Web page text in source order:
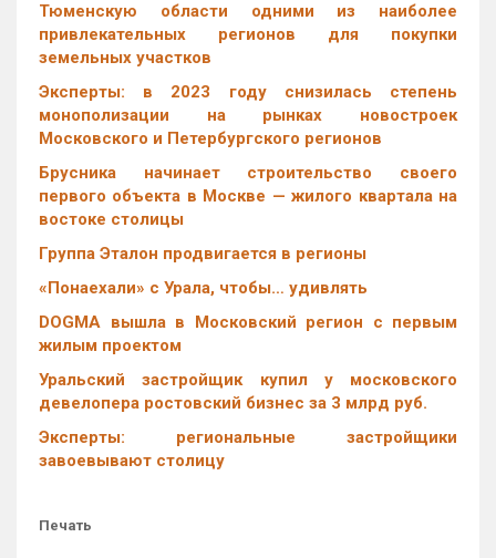
Тюменскую области одними из наиболее
привлекательных регионов для покупки
земельных участков
Эксперты: в 2023 году снизилась степень
монополизации на рынках новостроек
Московского и Петербургского регионов
Брусника начинает строительство своего
первого объекта в Москве — жилого квартала на
востоке столицы
Группа Эталон продвигается в регионы
«Понаехали» с Урала, чтобы… удивлять
DOGMA вышла в Московский регион с первым
жилым проектом
Уральский застройщик купил у московского
девелопера ростовский бизнес за 3 млрд руб.
Эксперты: региональные застройщики
завоевывают столицу
Печать